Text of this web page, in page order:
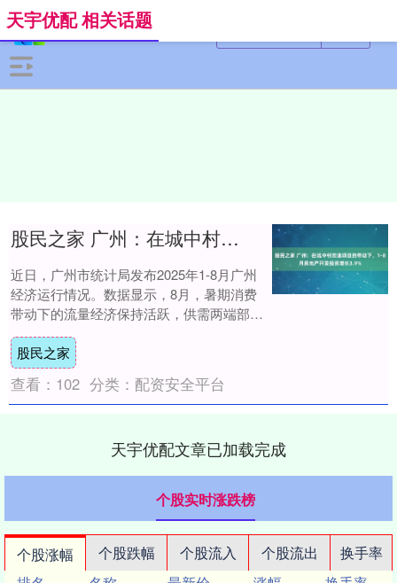
天宇优配 相关话题
股民之家 广州：在城中村改造项目的带动下，1-8月房地产开发投资增长3.9%
近日，广州市统计局发布2025年1-8月广州
经济运行情况。数据显示，8月，暑期消费
带动下的流量经济保持活跃，供需两端部分
领域加快恢复改善，广州市经济运行总体平
稳....
股民之家
查看： 102 分类： 配资安全平台
天宇优配文章已加载完成
个股实时涨跌榜
个股涨幅 个股跌幅 个股流入 个股流出
换手率